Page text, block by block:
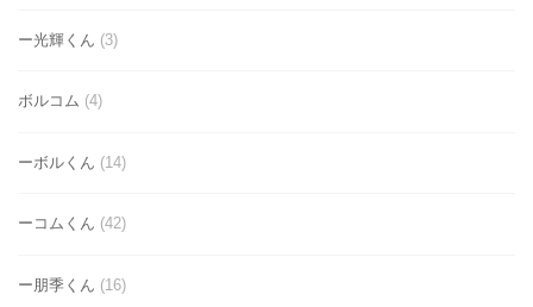
ー光輝くん (3)
ボルコム (4)
ーボルくん (14)
ーコムくん (42)
ー朋季くん (16)